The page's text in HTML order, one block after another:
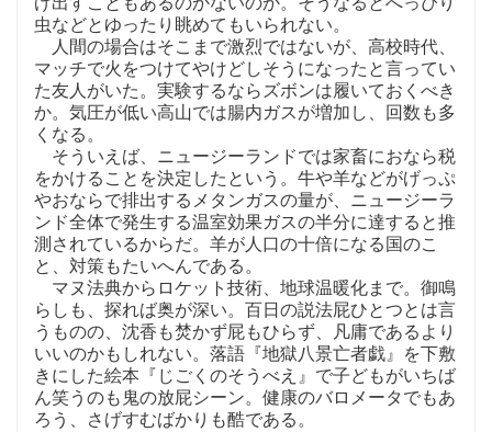
虫などとゆったり眺めてもいられない。
人間の場合はそこまで激烈ではないが、高校時代、
マッチで火をつけてやけどしそうになったと言ってい
た友人がいた。実験するならズボンは履いておくべき
か。気圧が低い高山では腸内ガスが増加し、回数も多
くなる。
そういえば、ニュージーランドでは家畜におなら税
をかけることを決定したという。牛や羊などがげっぷ
やおならで排出するメタンガスの量が、ニュージーラ
ンド全体で発生する温室効果ガスの半分に達すると推
測されているからだ。羊が人口の十倍になる国のこ
と、対策もたいへんである。
マヌ法典からロケット技術、地球温暖化まで。御鳴
らしも、探れば奥が深い。百日の説法屁ひとつとは言
うものの、沈香も焚かず屁もひらず、凡庸であるより
いいのかもしれない。落語『地獄八景亡者戯』を下敷
きにした絵本『じごくのそうべえ』で子どもがいちば
ん笑うのも鬼の放屁シーン。健康のバロメータでもあ
ろう、さげすむばかりも酷である。